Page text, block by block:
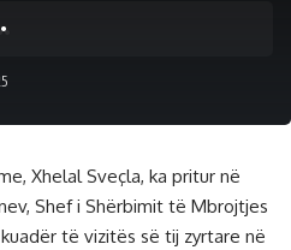
Xhelal Sveçla, ka pritur në
Shef i Shërbimit të Mbrojtjes
të vizitës së tij zyrtare në